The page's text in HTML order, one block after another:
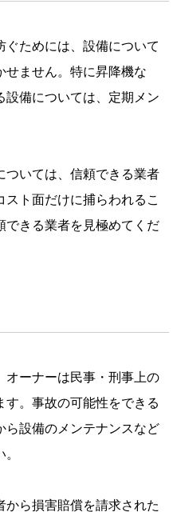
ぐためには、設備について
せません。特に昇降機な
設備については、定期メン
ついては、信頼できる業者
ト面だけに捕らわれるこ
できる業者を見極めてくだ
オーナーは民事・刑事上の
。事故の可能性をできる
ら設備のメンテナンスなど
から損害賠償を請求された